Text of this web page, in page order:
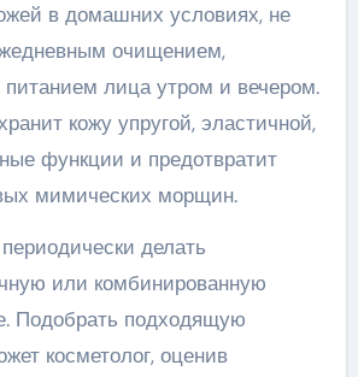
в домашних условиях, не
очищением,
лица утром и вечером.
кожу упругой, эластичной,
функции и предотвратит
мимических морщин.
делать
или комбинированную
Подобрать подходящую
косметолог, оценив